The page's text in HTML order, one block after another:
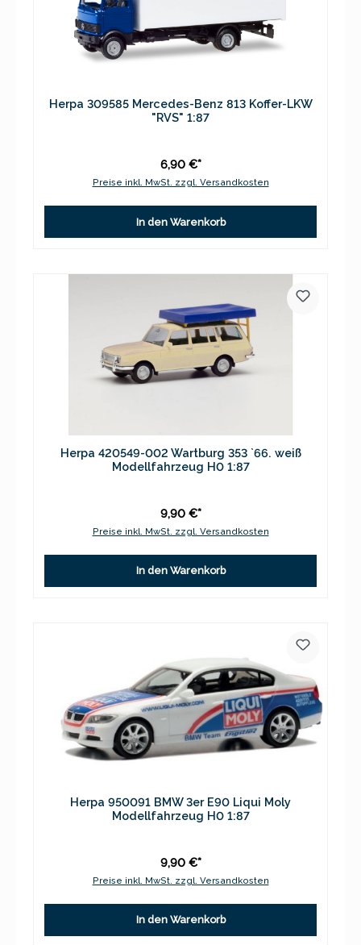
Herpa 309585 Mercedes-Benz 813 Koffer-LKW
"RVS" 1:87
6,90 €*
Preise inkl. MwSt. zzgl. Versandkosten
In den Warenkorb
Herpa 420549-002 Wartburg 353 `66. weiß
Modellfahrzeug H0 1:87
9,90 €*
Preise inkl. MwSt. zzgl. Versandkosten
In den Warenkorb
Herpa 950091 BMW 3er E90 Liqui Moly
Modellfahrzeug H0 1:87
9,90 €*
Preise inkl. MwSt. zzgl. Versandkosten
In den Warenkorb